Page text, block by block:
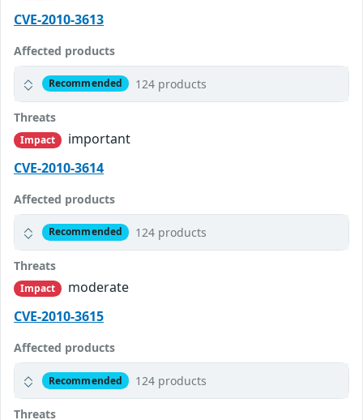
CVE-2010-3613
Affected products
Recommended 124 products
Threats
Impact
important
CVE-2010-3614
Affected products
Recommended 124 products
Threats
Impact
moderate
CVE-2010-3615
Affected products
Recommended 124 products
Threats